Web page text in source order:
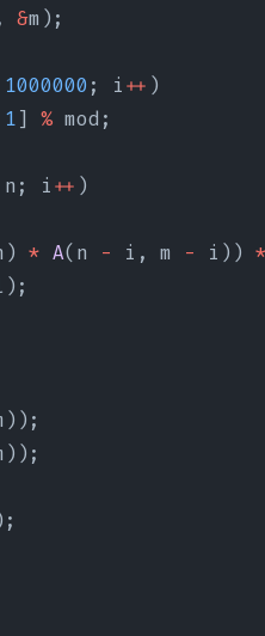
&m);
1000000 ; i++ )
1] % mod;
n; i++ )
* A(n - i, m - i))